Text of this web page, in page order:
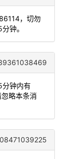
，切勿
钟。
分钟内有
略本条消